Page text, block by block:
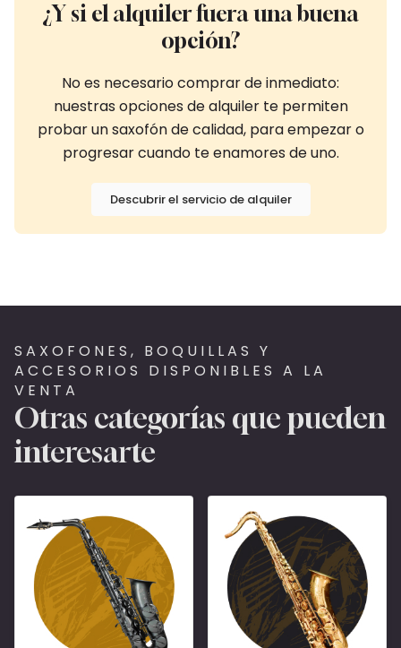
¿Y si el alquiler fuera una buena
opción?
No es necesario comprar de inmediato:
nuestras opciones de alquiler te permiten
probar un saxofón de calidad, para empezar o
progresar cuando te enamores de uno.
Descubrir el servicio de alquiler
SAXOFONES, BOQUILLAS Y
ACCESORIOS DISPONIBLES A LA
VENTA
Otras categorías que pueden
interesarte